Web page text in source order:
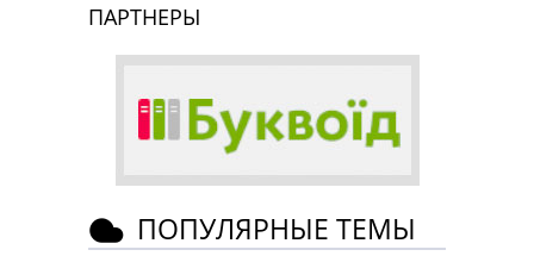
ПАРТНЕРЫ
ПОПУЛЯРНЫЕ ТЕМЫ